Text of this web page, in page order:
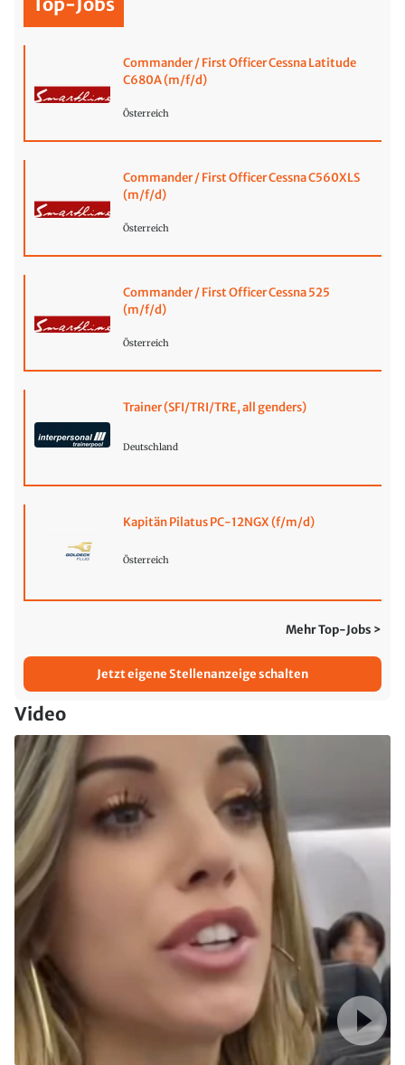
Commander / First Officer Cessna Latitude
C680A (m/f/d)
Österreich
Commander / First Officer Cessna C560XLS
(m/f/d)
Österreich
Commander / First Officer Cessna 525
(m/f/d)
Österreich
Trainer (SFI/TRI/TRE, all genders)
Deutschland
Kapitän Pilatus PC-12NGX (f/m/d)
Österreich
Mehr Top-Jobs >
Jetzt eigene Stellenanzeige schalten
Video